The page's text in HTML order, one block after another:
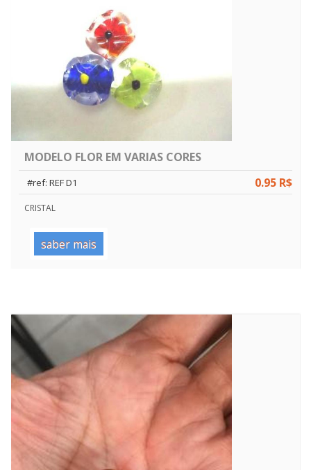
MODELO FLOR EM VARIAS CORES
0.95 R$
#ref: REF D1
CRISTAL
saber mais